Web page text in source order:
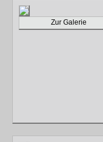
Zur Galerie